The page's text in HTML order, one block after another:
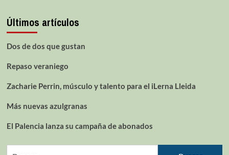
Últimos artículos
Dos de dos que gustan
Repaso veraniego
Zacharie Perrin, músculo y talento para el iLerna Lleida
Más nuevas azulgranas
El Palencia lanza su campaña de abonados